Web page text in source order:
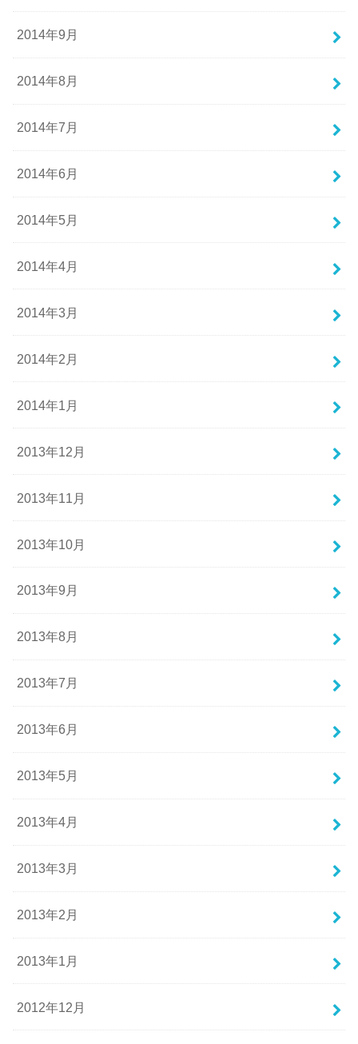
2014年9月
2014年8月
2014年7月
2014年6月
2014年5月
2014年4月
2014年3月
2014年2月
2014年1月
2013年12月
2013年11月
2013年10月
2013年9月
2013年8月
2013年7月
2013年6月
2013年5月
2013年4月
2013年3月
2013年2月
2013年1月
2012年12月